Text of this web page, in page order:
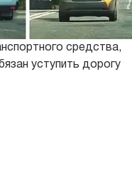
средства,
уступить дорогу